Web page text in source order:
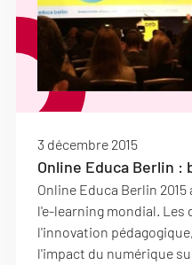
3 décembre 2015
Online Educa Berlin :
Online Educa Berlin
l'e-learning mondial.
l'innovation
l'impact du numérique